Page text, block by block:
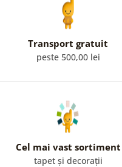
Transport gratuit
peste 500,00 lei
Cel mai vast sortiment
tapet și decorații